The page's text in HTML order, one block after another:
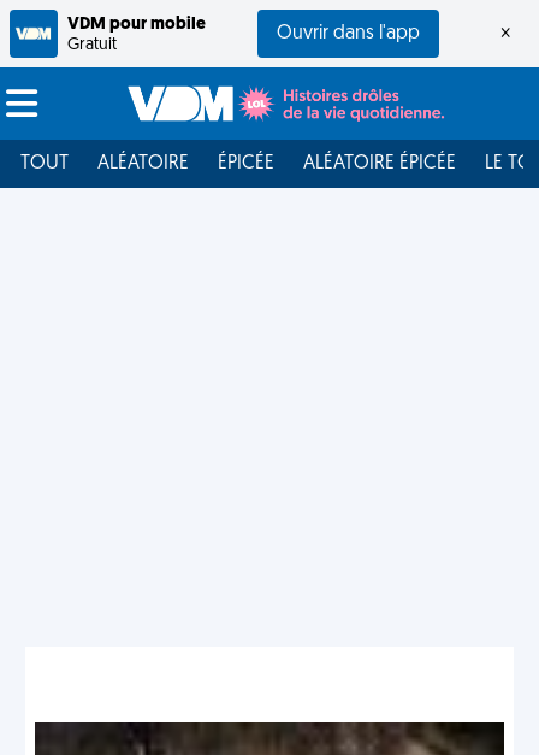
VDM pour mobile
Gratuit
Ouvrir dans l'app ×
TOUT ALÉATOIRE ÉPICÉE ALÉATOIRE ÉPICÉE LE